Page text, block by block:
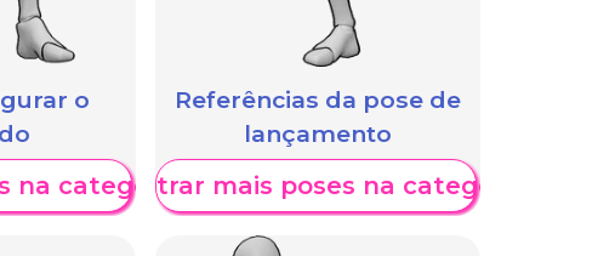
o
na categoria
Referências da pose de
lançamento
Mostrar mais poses na categoria